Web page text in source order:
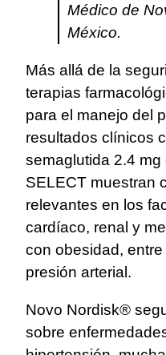
Médico de
México.
Más allá de la
terapias
para el manejo del
resultados clínicos
semaglutida 2.4 mg
SELECT muestran
relevantes en los
cardíaco, renal y
con obesidad,
presión arterial.
Novo Nordisk®
sobre